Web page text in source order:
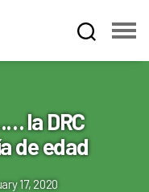
la DRC
de edad
17, 2020